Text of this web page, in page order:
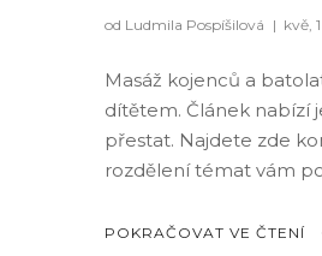
od Ludmila Pospíšilová | kvě,
Masáž kojenců a
dítětem. Článek nabízí
přestat. Najdete zde
rozdělení témat vám
POKRAČOVAT VE ČTENÍ